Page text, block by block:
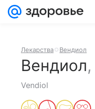
Лекарства Вендиол
Вендиол,
Vendiol